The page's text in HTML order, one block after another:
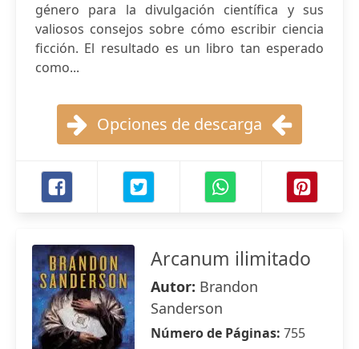
género para la divulgación científica y sus
valiosos consejos sobre cómo escribir ciencia
ficción. El resultado es un libro tan esperado
como...
Opciones de descarga
Arcanum ilimitado
Autor: Brandon
Sanderson
Número de Páginas: 755